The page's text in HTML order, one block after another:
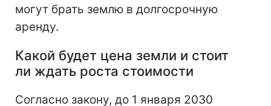
могут брать землю в долгосрочную
аренду.
Какой будет цена земли и стоит
ли ждать роста стоимости
Согласно закону, до 1 января 2030